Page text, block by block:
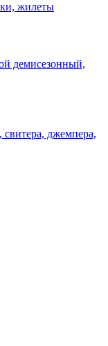
жилеты
демисезонный,
джемпера,